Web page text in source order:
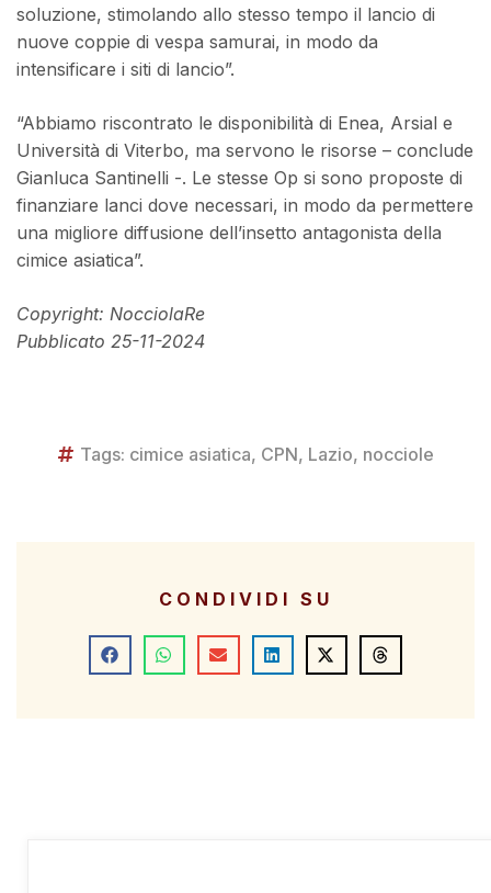
soluzione, stimolando allo stesso tempo il lancio di
nuove coppie di vespa samurai, in modo da
intensificare i siti di lancio”.
“Abbiamo riscontrato le disponibilità di Enea, Arsial e
Università di Viterbo, ma servono le risorse – conclude
Gianluca Santinelli -. Le stesse Op si sono proposte di
finanziare lanci dove necessari, in modo da permettere
una migliore diffusione dell’insetto antagonista della
cimice asiatica”.
Copyright: NocciolaRe
Pubblicato 25-11-2024
Tags: cimice asiatica, CPN, Lazio, nocciole
CONDIVIDI SU